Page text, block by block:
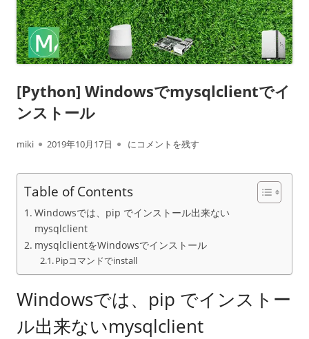
[Python] Windowsでmysqlclientでイ
ンストール
作
miki
公
日
2019年10月17日 [Python] Windowsでmysqlclientでインスト
にコメントを残す
Table of Contents
Windowsでは、pip でインストール出来ない
mysqlclient
mysqlclientをWindowsでインストール
Pipコマンドでinstall
Windowsでは、pip でインストー
ル出来ないmysqlclient